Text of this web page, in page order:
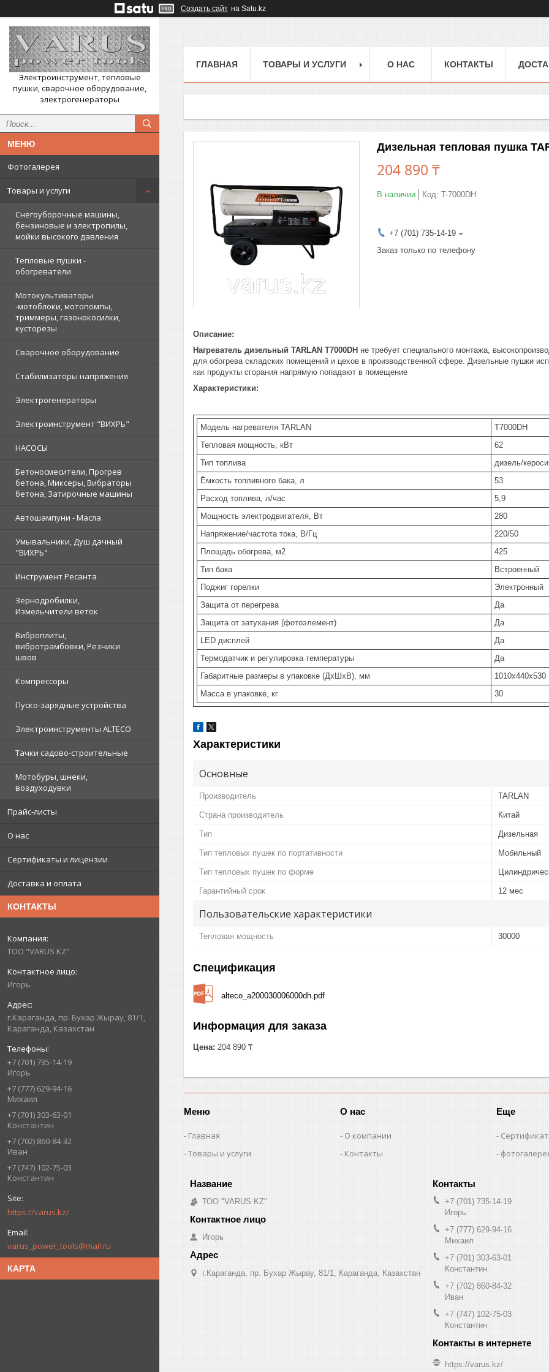
Создать сайт на Satu.kz
Электроинструмент, тепловые
пушки, сварочное оборудование,
электрогенераторы
Фотогалерея
Товары и услуги
Снегоуборочные машины,
бензиновые и электропилы,
мойки высокого давления
Тепловые пушки -
обогреватели
Мотокультиваторы
-мотоблоки, мотопомпы,
триммеры, газонокосилки,
кусторезы
Сварочное оборудование
Стабилизаторы напряжения
Электрогенераторы
Электроинструмент "ВИХРЬ"
НАСОСЫ
Бетоносмесители, Прогрев
бетона, Миксеры, Вибраторы
бетона, Затирочные машины
Автошампуни - Масла
Умывальники, Душ дачный
"ВИХРЬ"
Инструмент Ресанта
Зернодробилки,
Измельчители веток
Виброплиты,
вибротрамбовки, Резчики
швов
Компрессоры
Пуско-зарядные устройства
Электроинструменты ALTECO
Тачки садово-строительные
Мотобуры, шнеки,
воздуходувки
Прайс-листы
О нас
Сертификаты и лицензии
Доставка и оплата
КОНТАКТЫ
ТОО "VARUS KZ"
Игорь
г.Караганда, пр. Бухар Жырау, 81/1,
Караганда, Казахстан
+7 (701) 735-14-19
Игорь
+7 (777) 629-94-16
Михаил
+7 (701) 303-63-01
Константин
+7 (702) 860-84-32
Иван
+7 (747) 102-75-03
Константин
https://varus.kz/
varus_power_tools@mail.ru
КАРТА
ГЛАВНАЯ ТОВАРЫ И УСЛУГИ О НАС КОНТАКТЫ
Дизельная тепловая пушка
204 890 ₸
В наличии Код: T-7000DH
+7 (701) 735-14-19
Заказ только по телефону
Описание:
Нагреватель дизельный TARLAN T7000DH не требует специального монтажа,
для обогрева складских помещений и цехов в производственной сфере. Дизельные пушки
как продукты сгорания напрямую попадают в помещение
Характеристики:
Модель нагревателя TARLAN
T7000DH
Тепловая мощность, кВт
62
Тип топлива
дизель/
Ёмкость топливного бака, л
53
Расход топлива, л/час
5,9
Мощность электродвигателя, Вт
280
Напряжение/частота тока, В/Гц
220/50
Площадь обогрева, м2
425
Тип бака
Встроенный
Поджиг горелки
Электронный
Защита от перегрева
Да
Защита от затухания (фотоэлемент)
Да
LED дисплей
Да
Термодатчик и регулировка температуры
Да
Габаритные размеры в упаковке (ДхШхВ), мм
1010x440x530
Масса в упаковке, кг
30
Характеристики
Основные
Производитель TARLAN
Страна производитель Китай
Тип Дизельная
Тип тепловых пушек по портативности Мобильный
Тип тепловых пушек по форме
Гарантийный срок 12 мес
Пользовательские характеристики
Тепловая мощность 30000
Спецификация
alteco_a200030006000dh.pdf
Информация для заказа
Цена: 204 890 ₸
Меню
Главная
Товары и услуги
О нас
О компании
Контакты
Еще
ТОО "VARUS KZ"
Игорь
г.Караганда, пр. Бухар Жырау, 81/1, Караганда, Казахстан
+7 (701) 735-14-19
Игорь
+7 (777) 629-94-16
Михаил
+7 (701) 303-63-01
Константин
+7 (702) 860-84-32
Иван
+7 (747) 102-75-03
Константин
https://varus.kz/